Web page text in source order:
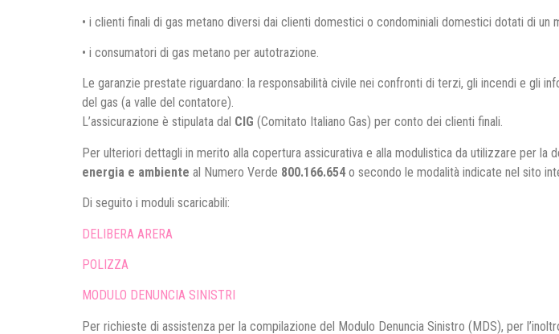
• i clienti finali di gas metano diversi dai clienti domestici o condominiali domestici dotati di
• i consumatori di gas metano per autotrazione.
Le garanzie prestate riguardano: la responsabilità civile nei confronti di terzi, gli incendi e gli
del gas (a valle del contatore).
L’assicurazione è stipulata dal CIG (Comitato Italiano Gas) per conto dei clienti finali.
Per ulteriori dettagli in merito alla copertura assicurativa e alla modulistica da utilizzare per la
energia e ambiente al Numero Verde 800.166.654 o secondo le modalità indicate nel sito
Di seguito i moduli scaricabili:
DELIBERA ARERA
POLIZZA
MODULO DENUNCIA SINISTRI
Per richieste di assistenza per la compilazione del Modulo Denuncia Sinistro (MDS), per